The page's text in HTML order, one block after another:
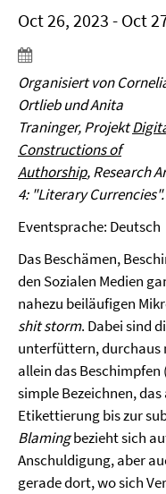
Oct 26, 2023 - Oct
Organisiert von
Ortlieb und Anita
Traninger, Projekt
Constructions of
Authorship, Research
4: "Literary Currencies".
Eventsprache: Deutsch
Das Beschämen,
den Sozialen Medien
nahezu beiläufigen
shit storm. Dabei sind
unterfüttern, durchaus
allein das
simple Bezeichnen,
Etikettierung bis zur
Blamingbezieht sich
Anschuldigung, aber
gerade dort, wo sich